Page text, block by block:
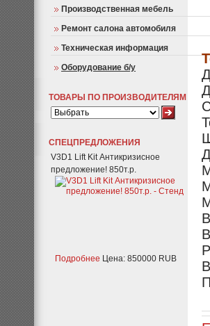
Производственная мебель
Ремонт салона автомобиля
Техническая информация
Оборудование б/у
ТОВАРЫ ПО ПРОИЗВОДИТЕЛЯМ
СПЕЦПРЕДЛОЖЕНИЯ
V3D1 Lift Kit Антикризисное
предложение! 850т.р.
Подробнее Цена: 850000 RUB